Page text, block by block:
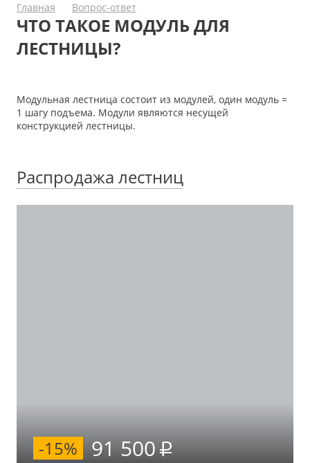
Главная Вопрос-ответ
ЧТО ТАКОЕ МОДУЛЬ ДЛЯ
ЛЕСТНИЦЫ?
Модульная лестница состоит из модулей, один модуль =
1 шагу подъема. Модули являются несущей
конструкцией лестницы.
Распродажа лестниц
-15% 91 500